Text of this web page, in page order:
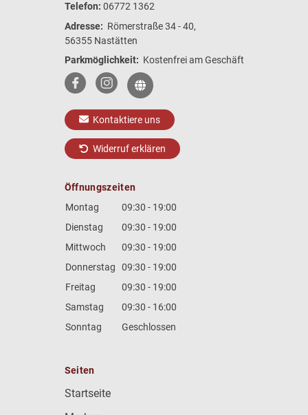
Telefon: 06772 1362
Adresse: Römerstraße 34 - 40,
56355 Nastätten
Parkmöglichkeit: Kostenfrei am Geschäft
Kontaktiere uns
Widerruf erklären
Öffnungszeiten
Montag
09:30 - 19:00
Dienstag
09:30 - 19:00
Mittwoch
09:30 - 19:00
Donnerstag
09:30 - 19:00
Freitag
09:30 - 19:00
Samstag
09:30 - 16:00
Sonntag
Geschlossen
Seiten
Startseite